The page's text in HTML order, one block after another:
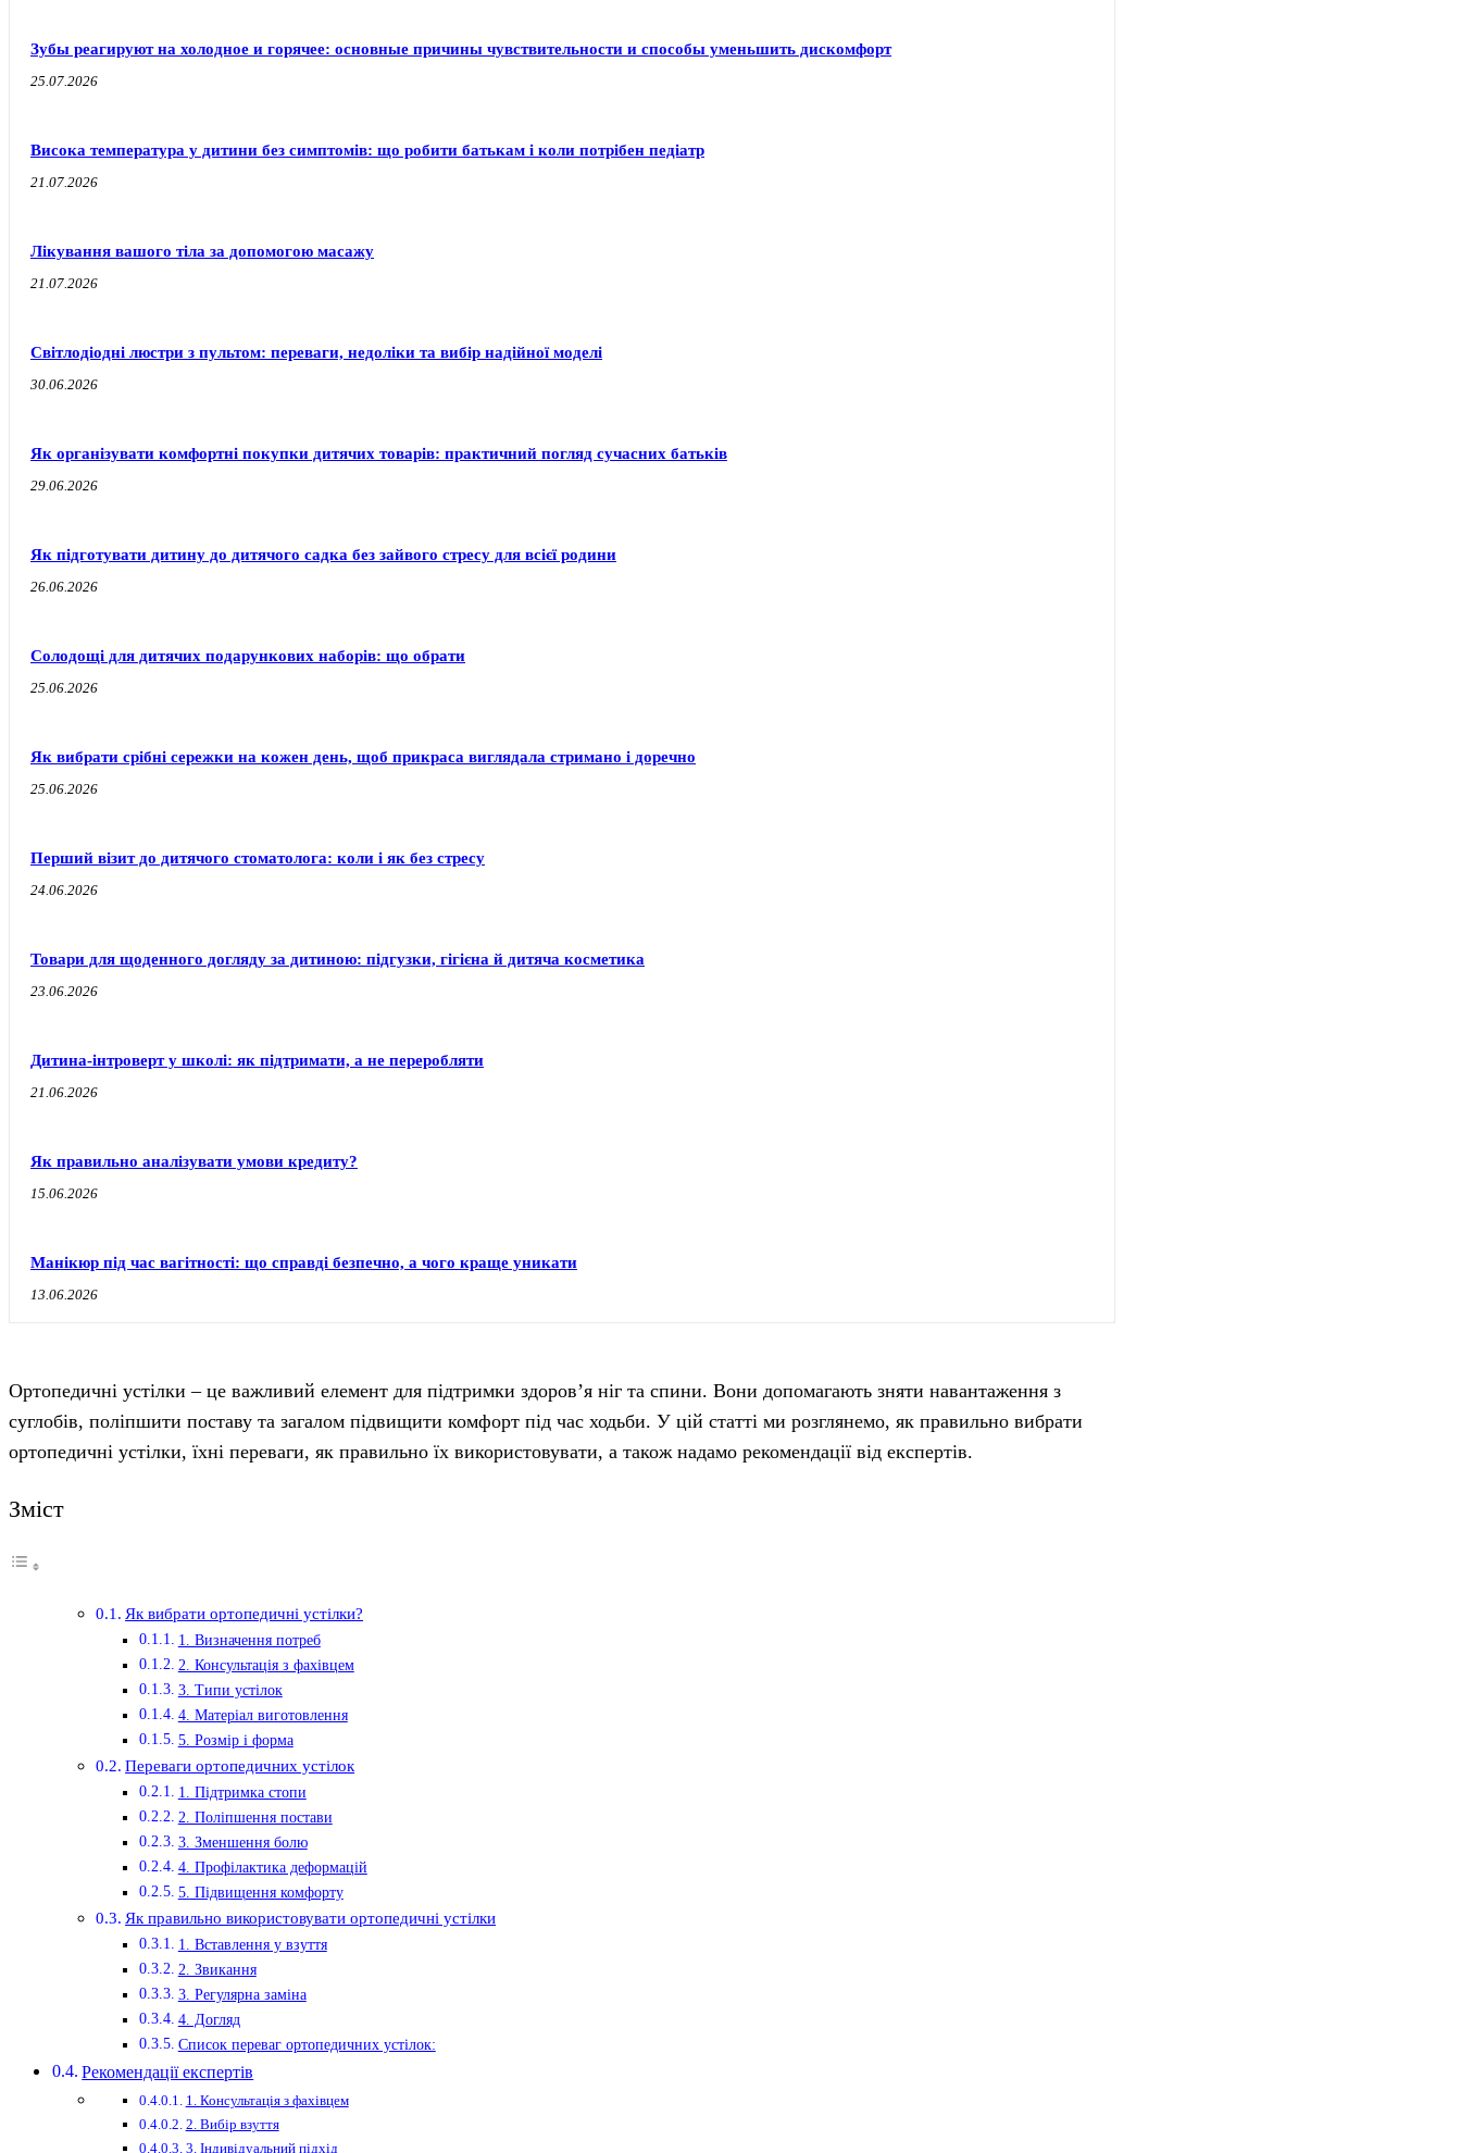
Зубы реагируют на холодное и горячее: основные причины чувствительности и способы уменьшить дискомфорт
25.07.2026
Висока температура у дитини без симптомів: що робити батькам і коли потрібен педіатр
21.07.2026
Лікування вашого тіла за допомогою масажу
21.07.2026
Світлодіодні люстри з пультом: переваги, недоліки та вибір надійної моделі
30.06.2026
Як організувати комфортні покупки дитячих товарів: практичний погляд сучасних батьків
29.06.2026
Як підготувати дитину до дитячого садка без зайвого стресу для всієї родини
26.06.2026
Солодощі для дитячих подарункових наборів: що обрати
25.06.2026
Як вибрати срібні сережки на кожен день, щоб прикраса виглядала стримано і доречно
25.06.2026
Перший візит до дитячого стоматолога: коли і як без стресу
24.06.2026
Товари для щоденного догляду за дитиною: підгузки, гігієна й дитяча косметика
23.06.2026
Дитина-інтроверт у школі: як підтримати, а не переробляти
21.06.2026
Як правильно аналізувати умови кредиту?
15.06.2026
Манікюр під час вагітності: що справді безпечно, а чого краще уникати
13.06.2026
Ортопедичні устілки – це важливий елемент для підтримки здоров’я ніг та спини. Вони допомагають зняти навантаження з
суглобів, поліпшити поставу та загалом підвищити комфорт під час ходьби. У цій статті ми розглянемо, як правильно вибрати
ортопедичні устілки, їхні переваги, як правильно їх використовувати, а також надамо рекомендації від експертів.
Зміст
Як вибрати ортопедичні устілки?
1. Визначення потреб
2. Консультація з фахівцем
3. Типи устілок
4. Матеріал виготовлення
5. Розмір і форма
Переваги ортопедичних устілок
1. Підтримка стопи
2. Поліпшення постави
3. Зменшення болю
4. Профілактика деформацій
5. Підвищення комфорту
Як правильно використовувати ортопедичні устілки
1. Вставлення у взуття
2. Звикання
3. Регулярна заміна
4. Догляд
Список переваг ортопедичних устілок:
Рекомендації експертів
1. Консультація з фахівцем
2. Вибір взуття
3. Індивідуальний підхід